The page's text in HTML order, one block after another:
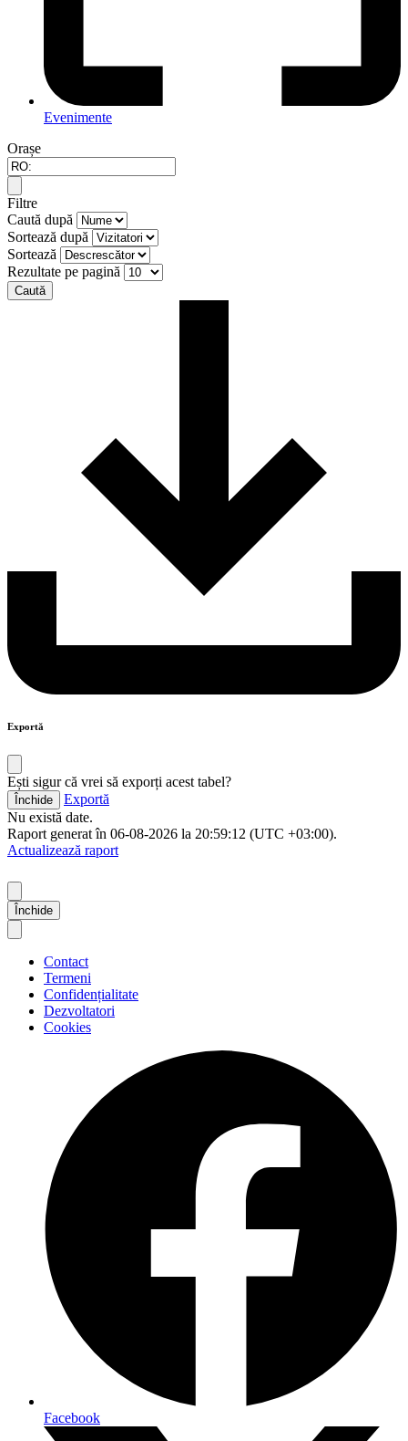
Evenimente
Orașe
Filtre
Caută după
Sortează după
Sortează
Rezultate pe pagină
Caută
Exportă
Ești sigur că vrei să exporți acest tabel?
Închide
Exportă
Nu există date.
Raport generat în 06-08-2026 la 20:59:12 (UTC +03:00).
Actualizează raport
Închide
Contact
Termeni
Confidențialitate
Dezvoltatori
Cookies
Facebook